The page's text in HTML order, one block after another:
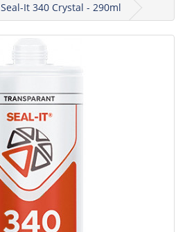
Seal-It 340 Crystal - 290ml